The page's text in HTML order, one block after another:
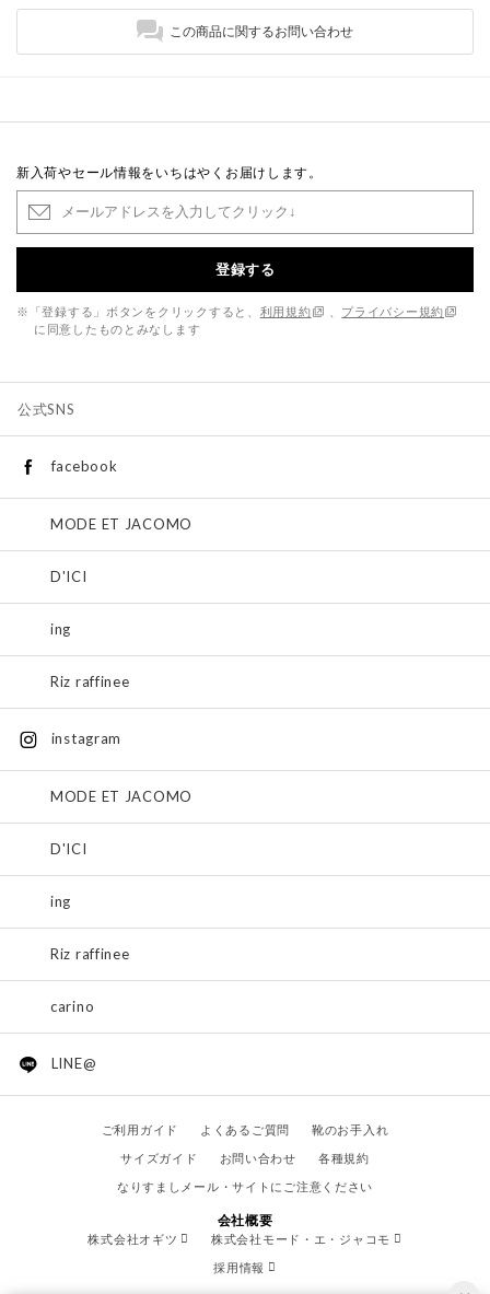
この商品に関するお問い合わせ
新入荷やセール情報をいちはやくお届けします。
登録する
※「登録する」ボタンをクリックすると、 利用規約
プライバシー規約
に同意したものとみなします
公式SNS
facebook
MODE ET JACOMO
D'ICI
ing
Riz raffinee
instagram
MODE ET JACOMO
D'ICI
ing
Riz raffinee
carino
LINE@
ご利用ガイド よくあるご質問
靴のお手入れ
サイズガイド
お問い合わせ
各種規約
なりすましメール・サイトにご注意ください
会社概要
株式会社オギツ
株式会社モード・エ・ジャコモ
採用情報